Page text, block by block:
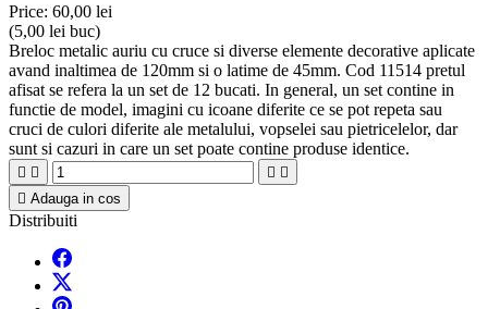
Price: 60,00 lei
(5,00 lei buc)
Breloc metalic auriu cu cruce si diverse elemente decorative aplicate
avand inaltimea de 120mm si o latime de 45mm. Cod 11514 pretul
afisat se refera la un set de 12 bucati. In general, un set contine in
functie de model, imagini cu icoane diferite ce se pot repeta sau
cruci de culori diferite ale metalului, vopselei sau pietricelelor, dar
sunt si cazuri in care un set poate contine produse identice.
   
 Adauga in cos
Distribuiti